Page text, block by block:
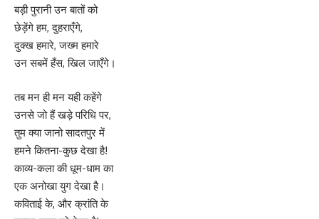
बड़ी पुरानी उन बातों को
छेड़ेंगे हम, दुहराएँगे,
दुक्ख हमारे, जख्म हमारे
उन सबमें हँस, खिल जाएँगे।
तब मन ही मन यही कहेंगे
उनसे जो हैं खड़े परिधि पर,
तुम क्या जानो सादतपुर में
हमने कितना-कुछ देखा है!
काव्य-कला की धूम-धाम का
एक अनोखा युग देखा है।
कविताई के, और क्रांति के